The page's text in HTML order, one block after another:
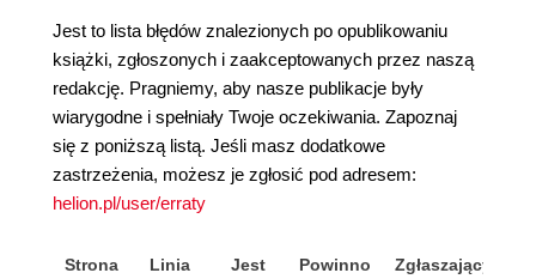
Jest to lista błędów znalezionych po opublikowaniu
książki, zgłoszonych i zaakceptowanych przez naszą
redakcję. Pragniemy, aby nasze publikacje były
wiarygodne i spełniały Twoje oczekiwania. Zapoznaj
się z poniższą listą. Jeśli masz dodatkowe
zastrzeżenia, możesz je zgłosić pod adresem:
helion.pl/user/erraty
Strona Linia Jest Powinno Zgłaszający